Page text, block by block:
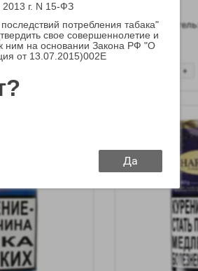
г. N 15-ФЗ
потребления табака"
свое совершеннолетие и
ним на основании Закона РФ "О
от 13.07.2015)002E
Да
Von Eicken Производитель:
476 р.
+